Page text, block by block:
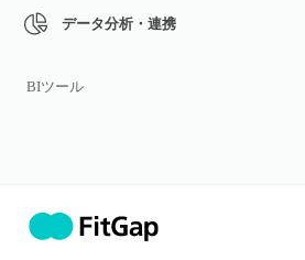
データ分析・連携
BIツール